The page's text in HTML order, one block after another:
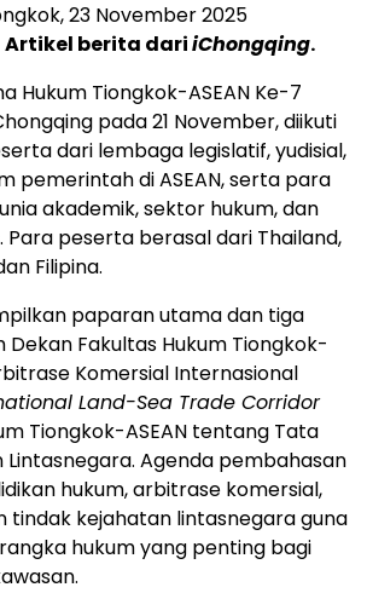
23 November 2025
Artikel berita dariiChongqing.
Hukum Tiongkok-ASEAN Ke-7
pada 21 November, diikuti
dari lembaga legislatif, yudisial,
pemerintah di ASEAN, serta para
akademik, sektor hukum, dan
Para peserta berasal dari Thailand,
Filipina.
paparan utama dan tiga
Dekan Fakultas Hukum Tiongkok-
Komersial Internasional
Land-Sea Trade Corridor
Tiongkok-ASEAN tentang Tata
Lintasnegara. Agenda pembahasan
hukum, arbitrase komersial,
tindak kejahatan lintasnegara guna
hukum yang penting bagi